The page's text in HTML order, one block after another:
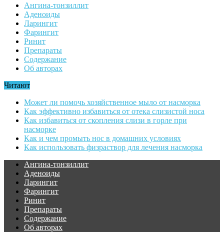
Ангина-тонзиллит
Аденоиды
Ларингит
Фарингит
Ринит
Препараты
Содержание
Об авторах
Читают
Может ли помочь хозяйственное мыло от насморка
Как эффективно избавиться от отека слизистой носа
Как избавиться от скопления слизи в горле при
насморке
Как и чем промыть нос в домашних условиях
Как использовать физраствор для лечения насморка
Ангина-тонзиллит
Аденоиды
Ларингит
Фарингит
Ринит
Препараты
Содержание
Об авторах